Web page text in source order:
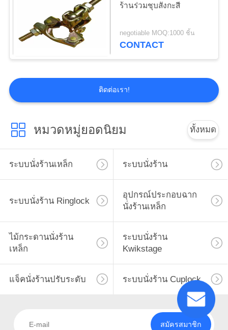
ร้านร่วมชุบสังกะสี
negotiable MOQ:1000 ชิ้น
CONTACT
ติดต่อเรา!
หมวดหมู่ยอดนิยม ทั้งหมด
ระบบนั่งร้านเหล็ก ระบบนั่งร้าน
ระบบนั่งร้าน Ringlock
อุปกรณ์ประกอบฉาก
นั่งร้านเหล็ก
ไม้กระดานนั่งร้าน
เหล็ก
ระบบนั่งร้าน
Kwikstage
แจ็คนั่งร้านปรับระดับ ระบบนั่งร้าน Cuplock
สมัครสมาชิก